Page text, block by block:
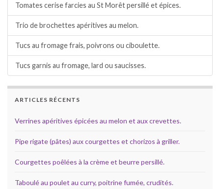
Tomates cerise farcies au St Morêt persillé et épices.
Trio de brochettes apéritives au melon.
Tucs au fromage frais, poivrons ou ciboulette.
Tucs garnis au fromage, lard ou saucisses.
ARTICLES RÉCENTS
Verrines apéritives épicées au melon et aux crevettes.
Pipe rigate (pâtes) aux courgettes et chorizos à griller.
Courgettes poêlées à la crème et beurre persillé.
Taboulé au poulet au curry, poitrine fumée, crudités.